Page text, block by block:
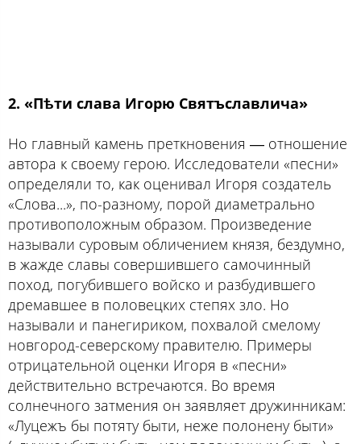
2. «Пѣти слава Игорю Святъславлича»
Но главный камень преткновения ― отношение
автора к своему герою. Исследователи «песни»
определяли то, как оценивал Игоря создатель
«Слова...», по-разному, порой диаметрально
противоположным образом. Произведение
называли суровым обличением князя, бездумно,
в жажде славы совершившего самочинный
поход, погубившего войско и разбудившего
дремавшее в половецких степях зло. Но
называли и панегириком, похвалой смелому
новгород-северскому правителю. Примеры
отрицательной оценки Игоря в «песни»
действительно встречаются. Во время
солнечного затмения он заявляет дружинникам:
«Луцежъ бы потяту быти, неже полонену быти»